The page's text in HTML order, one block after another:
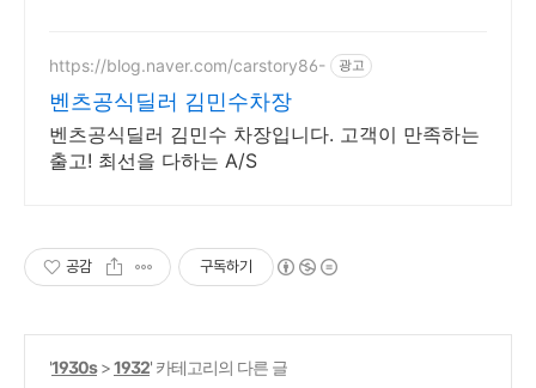
https://blog.naver.com/carstory86- 광고
벤츠공식딜러 김민수차장
벤츠공식딜러 김민수 차장입니다. 고객이 만족하는
출고! 최선을 다하는 A/S
공감 구독하기
'1930s>1932' 카테고리의 다른 글